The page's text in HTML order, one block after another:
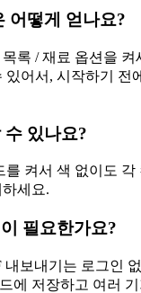
어떻게 얻나요?
록 / 재료 옵션을
있어서, 시작하기 전
수 있나요?
를 켜서 색 없이도 각
세요.
필요한가요?
내보내기는 로그인
에 저장하고 여러